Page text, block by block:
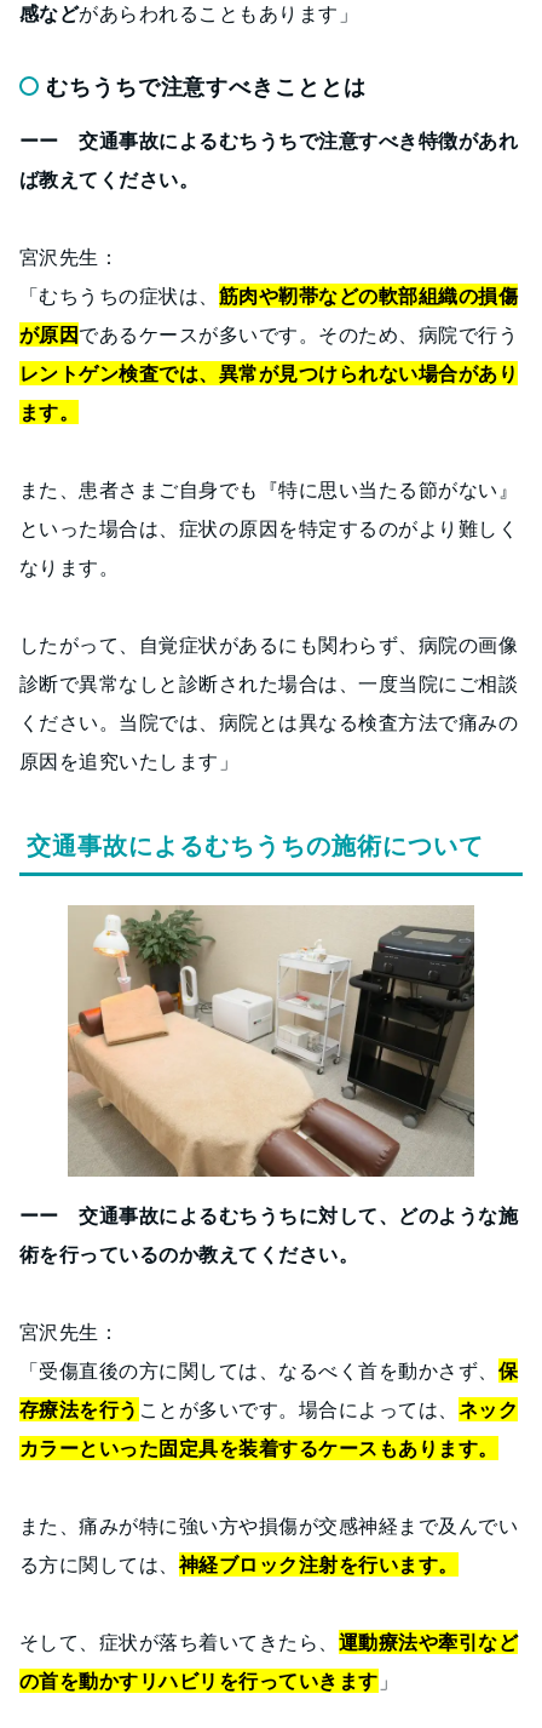
感などがあらわれることもあります」
むちうちで注意すべきこととは
ーー 交通事故によるむちうちで注意すべき特徴があれ
ば教えてください。
宮沢先生：
「むちうちの症状は、 筋肉や靭帯などの軟部組織の損傷
が原因であるケースが多いです。そのため、病院で行う
レントゲン検査では、異常が見つけられない場合があり
ます。
また、患者さまご自身でも『特に思い当たる節がない』
といった場合は、症状の原因を特定するのがより難しく
なります。
したがって、自覚症状があるにも関わらず、病院の画像
診断で異常なしと診断された場合は、一度当院にご相談
ください。当院では、病院とは異なる検査方法で痛みの
原因を追究いたします」
交通事故によるむちうちの施術について
ーー 交通事故によるむちうちに対して、どのような施
術を行っているのか教えてください。
宮沢先生：
「受傷直後の方に関しては、なるべく首を動かさず、 保
存療法を行う ことが多いです。場合によっては、 ネック
カラーといった固定具を装着するケースもあります。
また、痛みが特に強い方や損傷が交感神経まで及んでい
る方に関しては、神経ブロック注射を行います。
そして、症状が落ち着いてきたら、 運動療法や牽引など
の首を動かすリハビリを行っていきます 」